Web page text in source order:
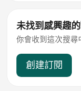
未找到感興趣
你會收到這次搜
創建訂閱